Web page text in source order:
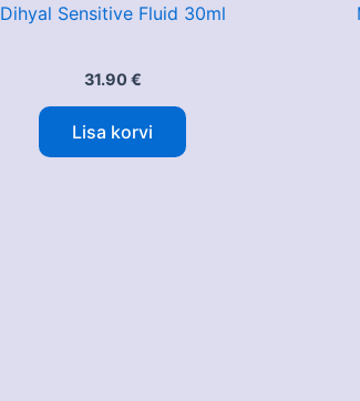
Dihyal Sensitive Fluid 30ml
31.90 €
Lisa korvi